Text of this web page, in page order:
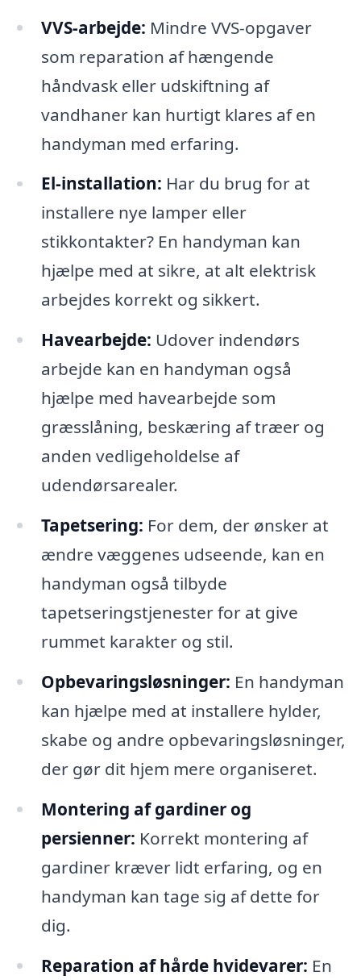
VVS-arbejde: Mindre VVS-opgaver
som reparation af hængende
håndvask eller udskiftning af
vandhaner kan hurtigt klares af en
handyman med erfaring.
El-installation: Har du brug for at
installere nye lamper eller
stikkontakter? En handyman kan
hjælpe med at sikre, at alt elektrisk
arbejdes korrekt og sikkert.
Havearbejde: Udover indendørs
arbejde kan en handyman også
hjælpe med havearbejde som
græsslåning, beskæring af træer og
anden vedligeholdelse af
udendørsarealer.
Tapetsering: For dem, der ønsker at
ændre væggenes udseende, kan en
handyman også tilbyde
tapetseringstjenester for at give
rummet karakter og stil.
Opbevaringsløsninger: En handyman
kan hjælpe med at installere hylder,
skabe og andre opbevaringsløsninger,
der gør dit hjem mere organiseret.
Montering af gardiner og
persienner: Korrekt montering af
gardiner kræver lidt erfaring, og en
handyman kan tage sig af dette for
dig.
Reparation af hårde hvidevarer: En